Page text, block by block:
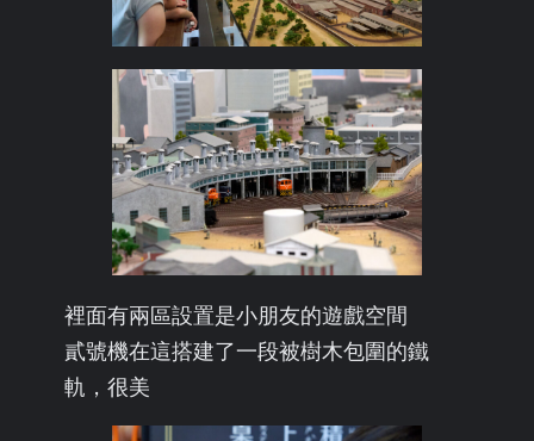
裡面有兩區設置是小朋友的遊戲空間
貳號機在這搭建了一段被樹木包圍的鐵
軌，很美